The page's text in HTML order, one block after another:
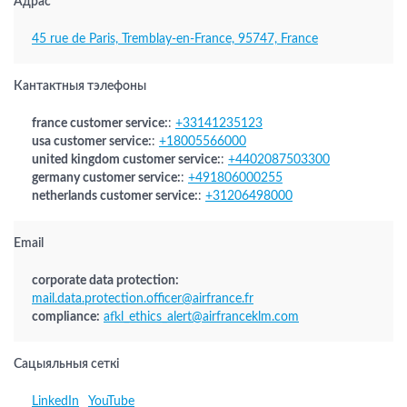
45 rue de Paris, Tremblay-en-France, 95747, France
Кантактныя тэлефоны
france customer service:: +33141235123
usa customer service:: +18005566000
united kingdom customer service:: +4402087503300
germany customer service:: +491806000255
netherlands customer service:: +31206498000
Email
corporate data protection:
mail.data.protection.officer@airfrance.fr
compliance: afkl_ethics_alert@airfranceklm.com
Сацыяльныя сеткі
LinkedIn YouTube